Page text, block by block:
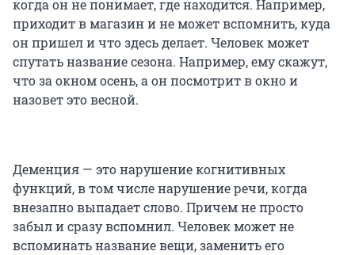
когда он не понимает, где находится. Например,
приходит в магазин и не может вспомнить, куда
он пришел и что здесь делает. Человек может
спутать название сезона. Например, ему скажут,
что за окном осень, а он посмотрит в окно и
назовет это весной.
Деменция — это нарушение когнитивных
функций, в том числе нарушение речи, когда
внезапно выпадает слово. Причем не просто
забыл и сразу вспомнил. Человек может не
вспоминать название вещи, заменить его